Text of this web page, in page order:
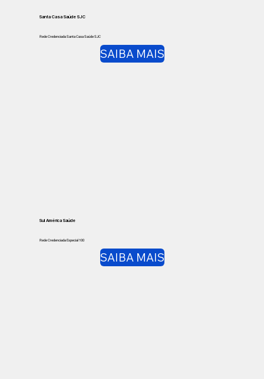
Santa Casa Saúde SJC
Rede Credenciada Santa Casa Saúde SJC
SAIBA MAIS
Sul América Saúde
Rede Credenciada Especial 100
SAIBA MAIS